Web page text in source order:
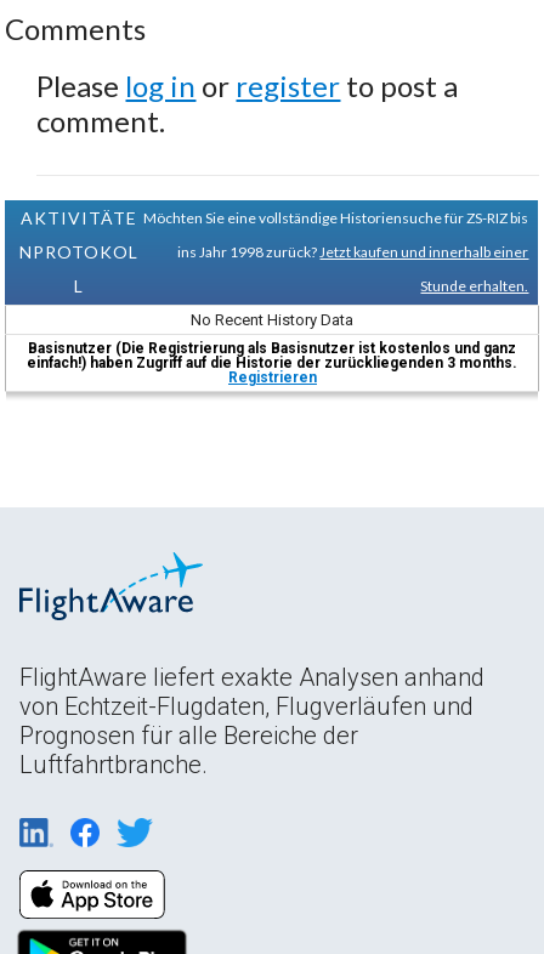
Comments
Please log in or register to post a
comment.
AKTIVITÄTE
NPROTOKOL
L
Möchten Sie eine vollständige Historiensuche für ZS-RIZ bis
ins Jahr 1998 zurück? Jetzt kaufen und innerhalb einer
Stunde erhalten.
No Recent History Data
Basisnutzer (Die Registrierung als Basisnutzer ist kostenlos und ganz
einfach!) haben Zugriff auf die Historie der zurückliegenden 3 months.
Registrieren
FlightAware liefert exakte Analysen anhand
von Echtzeit-Flugdaten, Flugverläufen und
Prognosen für alle Bereiche der
Luftfahrtbranche.